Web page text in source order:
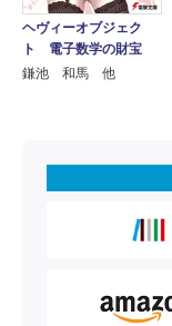
ヘヴィーオブジェク
ト 電子数学の財宝
鎌池 和馬 他